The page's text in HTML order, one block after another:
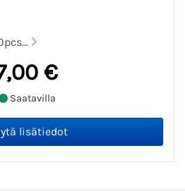
€
Saatavilla